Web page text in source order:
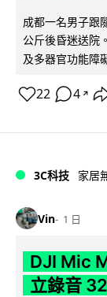
成都一名男子跟
公斤後昏迷送院
及多器官功能障
22 4 ↗
3C科技 家居
Vin 1 日
DJI Mic
立錄音